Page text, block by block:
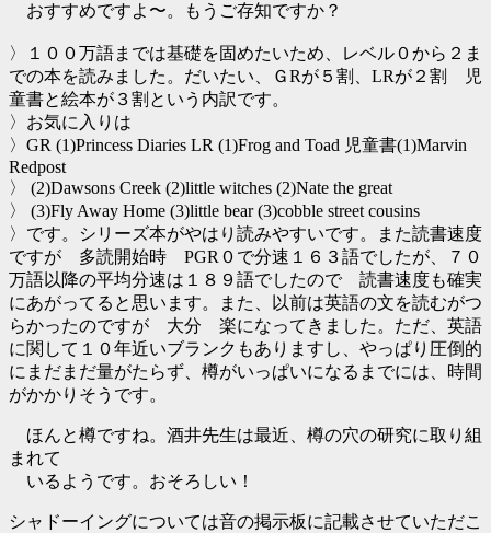
おすすめですよ〜。もうご存知ですか？
〉１００万語までは基礎を固めたいため、レベル０から２ま
での本を読みました。だいたい、ＧRが５割、LRが２割 児
童書と絵本が３割という内訳です。
〉お気に入りは
〉GR (1)Princess Diaries LR (1)Frog and Toad 児童書(1)Marvin
Redpost
〉 (2)Dawsons Creek (2)little witches (2)Nate the great
〉 (3)Fly Away Home (3)little bear (3)cobble street cousins
〉です。シリーズ本がやはり読みやすいです。また読書速度
ですが 多読開始時 PGR０で分速１６３語でしたが、７０
万語以降の平均分速は１８９語でしたので 読書速度も確実
にあがってると思います。また、以前は英語の文を読むがつ
らかったのですが 大分 楽になってきました。ただ、英語
に関して１０年近いブランクもありますし、やっぱり圧倒的
にまだまだ量がたらず、樽がいっぱいになるまでには、時間
がかかりそうです。
ほんと樽ですね。酒井先生は最近、樽の穴の研究に取り組
まれて
いるようです。おそろしい！
シャドーイングについては音の掲示板に記載させていただこ